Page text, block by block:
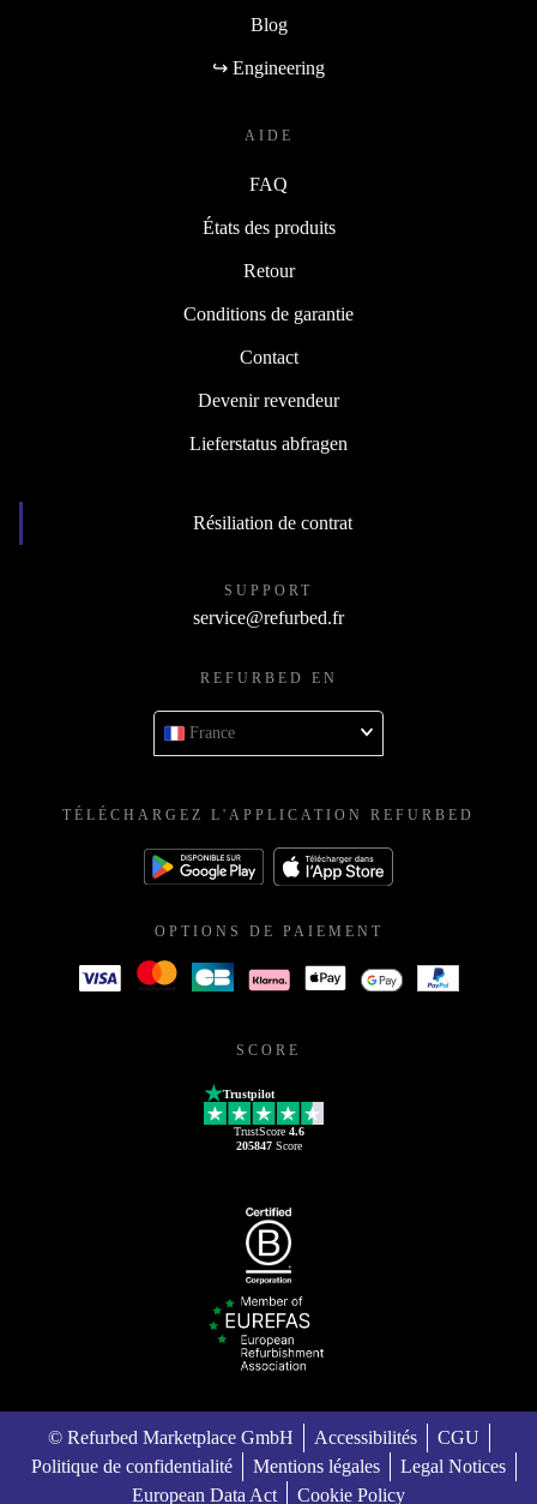
Blog
↪ Engineering
AIDE
FAQ
États des produits
Retour
Conditions de garantie
Contact
Devenir revendeur
Lieferstatus abfragen
Résiliation de contrat
SUPPORT
service@refurbed.fr
REFURBED EN
France
TÉLÉCHARGEZ L'APPLICATION REFURBED
OPTIONS DE PAIEMENT
SCORE
Trustpilot
TrustScore 4.6
205847Score
© Refurbed Marketplace GmbH Accessibilités
CGU
Politique de confidentialité
Mentions légales
Legal Notices
European Data Act
Cookie Policy